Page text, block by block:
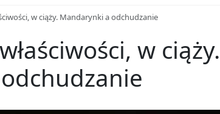
w ciąży. Mandarynki a odchudzanie
w ciąży.